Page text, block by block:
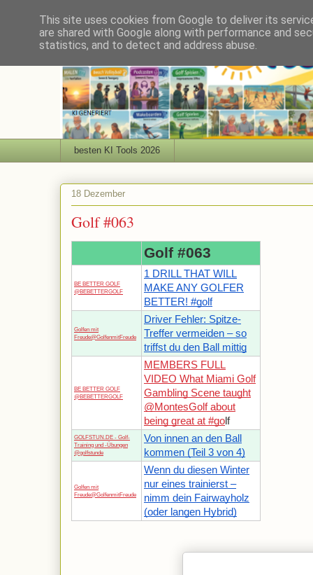
besten KI Tools 2026
18 Dezember
Golf #063
Golf #063
BE BETTER GOLF
@BEBETTERGOLF
1 DRILL THAT WILL
MAKE ANY GOLFER
BETTER! #golf
Golfen mit
Freude@GolfenmitFreude
Driver Fehler: Spitze-
Treffer vermeiden – so
triffst du den Ball mittig
BE BETTER GOLF
@BEBETTERGOLF
MEMBERS FULL
VIDEO What Miami Golf
Gambling Scene taught
@MontesGolf about
being great at #golf
GOLFSTUN.DE - Golf-
Training und -Übungen
@golfstunde
Von innen an den Ball
kommen (Teil 3 von 4)
Golfen mit
Freude@GolfenmitFreude
Wenn du diesen Winter
nur eines trainierst –
nimm dein Fairwayholz
(oder langen Hybrid)
This site uses cookies from Google to deliver its
are shared with Google along with performance and
statistics, and to detect and address abuse.